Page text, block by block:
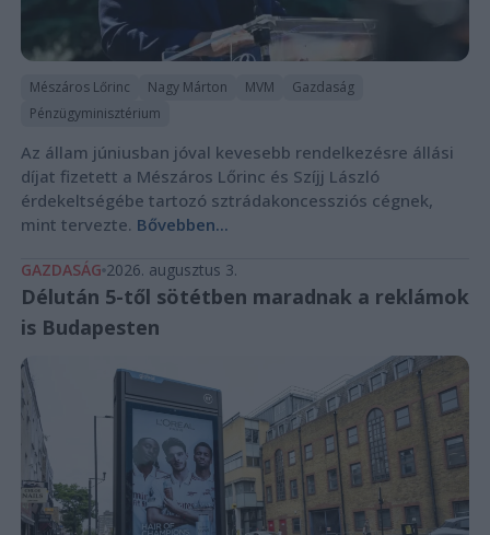
Mészáros Lőrinc Nagy Márton MVM
Gazdaság
Pénzügyminisztérium
Az állam júniusban jóval kevesebb rendelkezésre állási
díjat fizetett a Mészáros Lőrinc és Szíjj László
érdekeltségébe tartozó sztrádakoncessziós cégnek,
mint tervezte. Bővebben...
GAZDASÁG 2026. augusztus 3.
Délután 5-től sötétben maradnak a reklámok
is Budapesten